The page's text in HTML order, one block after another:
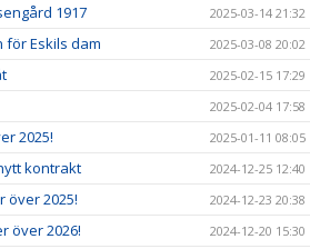
1917 2025-03-14 21:32
Eskils dam 2025-03-08 20:02
2025-02-15 17:29
2025-02-04 17:58
2025! 2025-01-11 08:05
kontrakt 2024-12-25 12:40
över 2025! 2024-12-23 20:38
över 2026! 2024-12-20 15:30